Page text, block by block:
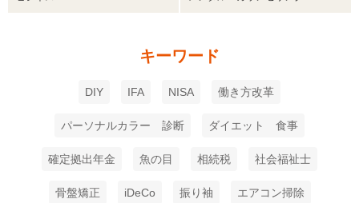
キーワード
DIY IFA NISA 働き方改革
パーソナルカラー 診断 ダイエット 食事
確定拠出年金 魚の目 相続税 社会福祉士
骨盤矯正 iDeCo 振り袖 エアコン掃除